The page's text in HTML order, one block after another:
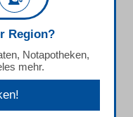
Region?
Notapotheken,
mehr.